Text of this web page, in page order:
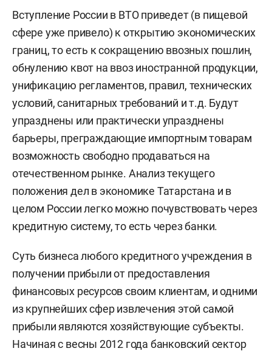
Вступление России в ВТО приведет (в пищевой
сфере уже привело) к открытию экономических
границ, то есть к сокращению ввозных пошлин,
обнулению квот на ввоз иностранной продукции,
унификацию регламентов, правил, технических
условий, санитарных требований и т.д. Будут
упразднены или практически упразднены
барьеры, преграждающие импортным товарам
возможность свободно продаваться на
отечественном рынке. Анализ текущего
положения дел в экономике Татарстана и в
целом России легко можно почувствовать через
кредитную систему, то есть через банки.
Суть бизнеса любого кредитного учреждения в
получении прибыли от предоставления
финансовых ресурсов своим клиентам, и одними
из крупнейших сфер извлечения этой самой
прибыли являются хозяйствующие субъекты.
Начиная с весны 2012 года банковский сектор